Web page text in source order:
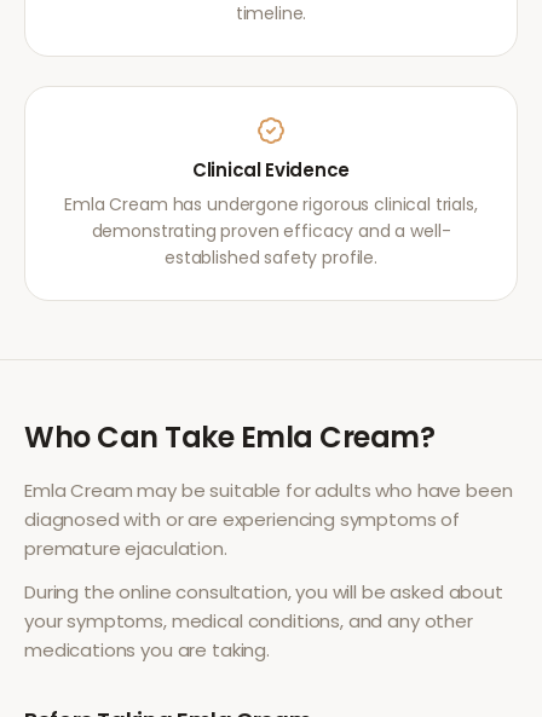
timeline.
Clinical Evidence
Emla Cream has undergone rigorous clinical trials,
demonstrating proven efficacy and a well-
established safety profile.
Who Can Take Emla Cream?
Emla Creammay be suitable for adults who have been
diagnosed with or are experiencing symptoms of
premature ejaculation.
During the online consultation, you will be asked about
your symptoms, medical conditions, and any other
medications you are taking.